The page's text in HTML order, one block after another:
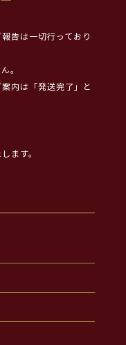
告は一切行っており
。
内は「発送完了」と
ます。